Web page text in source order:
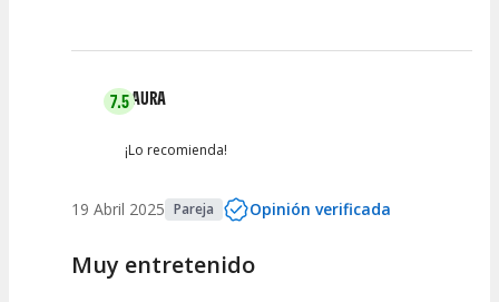
7.5LAURA
¡Lo recomienda!
19 Abril 2025 Pareja Opinión verificada
Muy entretenido